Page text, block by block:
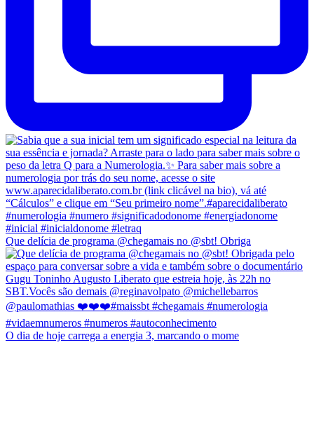
Que delícia de programa @chegamais no @sbt! Obriga
O dia de hoje carrega a energia 3, marcando o mome